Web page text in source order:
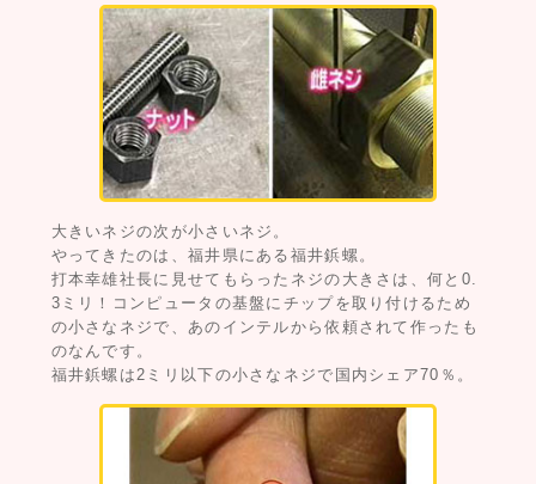
大きいネジの次が小さいネジ。
やってきたのは、福井県にある福井鋲螺。
打本幸雄社長に見せてもらったネジの大きさは、何と0.
3ミリ！コンピュータの基盤にチップを取り付けるため
の小さなネジで、あのインテルから依頼されて作ったも
のなんです。
福井鋲螺は2ミリ以下の小さなネジで国内シェア70％。